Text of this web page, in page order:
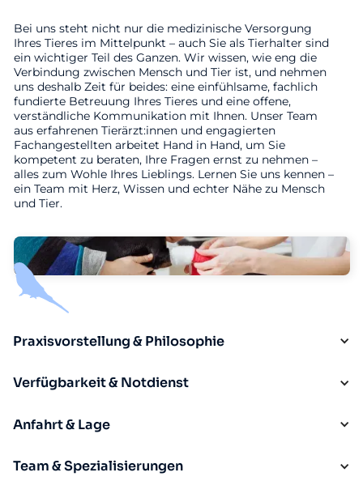
Bei uns steht nicht nur die medizinische Versorgung
Ihres Tieres im Mittelpunkt – auch Sie als Tierhalter sind
ein wichtiger Teil des Ganzen. Wir wissen, wie eng die
Verbindung zwischen Mensch und Tier ist, und nehmen
uns deshalb Zeit für beides: eine einfühlsame, fachlich
fundierte Betreuung Ihres Tieres und eine offene,
verständliche Kommunikation mit Ihnen. Unser Team
aus erfahrenen Tierärzt:innen und engagierten
Fachangestellten arbeitet Hand in Hand, um Sie
kompetent zu beraten, Ihre Fragen ernst zu nehmen –
alles zum Wohle Ihres Lieblings. Lernen Sie uns kennen –
ein Team mit Herz, Wissen und echter Nähe zu Mensch
und Tier.
Praxisvorstellung & Philosophie
Verfügbarkeit & Notdienst
Anfahrt & Lage
Team & Spezialisierungen